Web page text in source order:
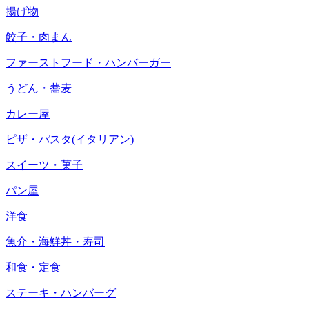
揚げ物
餃子・肉まん
ファーストフード・ハンバーガー
うどん・蕎麦
カレー屋
ピザ・パスタ(イタリアン)
スイーツ・菓子
パン屋
洋食
魚介・海鮮丼・寿司
和食・定食
ステーキ・ハンバーグ